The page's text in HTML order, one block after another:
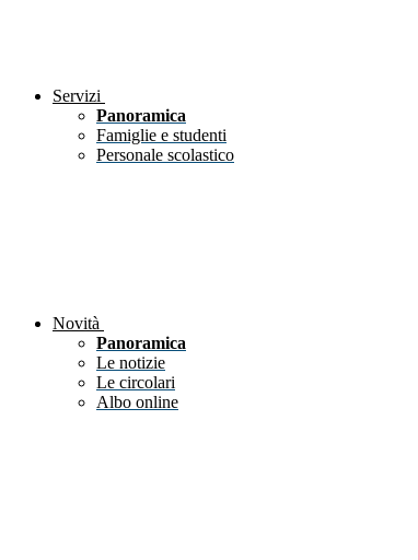
Servizi
Panoramica
Famiglie e studenti
Personale scolastico
Novità
Panoramica
Le notizie
Le circolari
Albo online